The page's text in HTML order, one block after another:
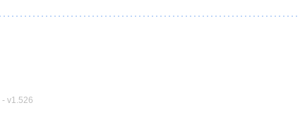
- v1.526